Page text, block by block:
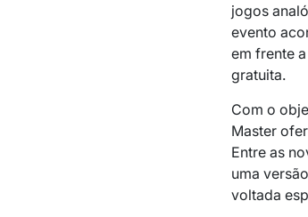
jogos
evento
em frente
gratuita.
Com o
Master
Entre as
uma
voltada